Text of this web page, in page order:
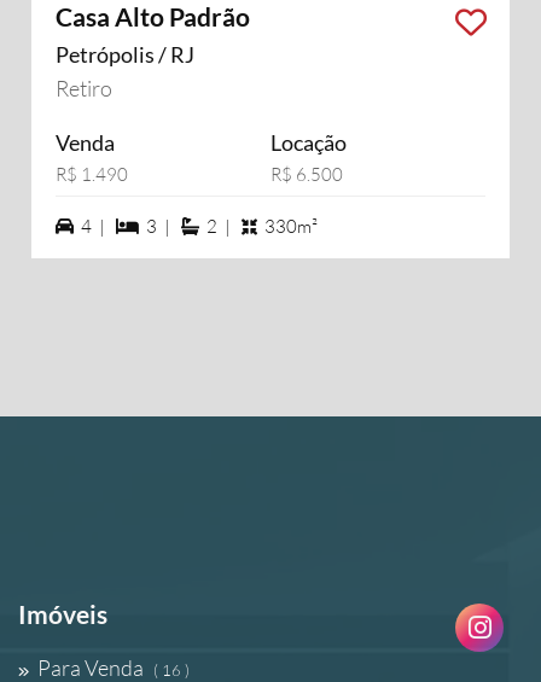
Casa Alto Padrão
Petrópolis / RJ
Retiro
Venda
R$ 1.490
Locação
R$ 6.500
4 vagas na garagem
4 | 3 dormiórios
3 | 2 suítes
2 | 330m²
Imóveis
Para Venda ( 16 )